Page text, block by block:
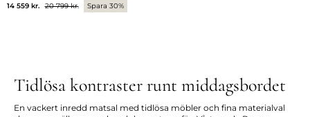
14 559 kr. 20 799 kr. Spara 30%
Tidlösa kontraster runt middagsbordet
En vackert inredd matsal med tidlösa möbler och fina materialval